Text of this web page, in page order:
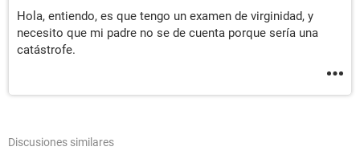
Hola, entiendo, es que tengo un examen de virginidad, y
necesito que mi padre no se de cuenta porque sería una
catástrofe.
Discusiones similares